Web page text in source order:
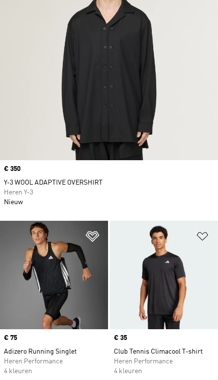
Op verlanglijst zetten
Price
€ 75
Adizero Running Singlet
Heren Performance
4 kleuren
Price
€ 35
Club Tennis Climacool T-shirt
Heren Performance
4 kleuren
Price
€ 350
Y-3 WOOL ADAPTIVE OVERSHIRT
Heren Y-3
Nieuw